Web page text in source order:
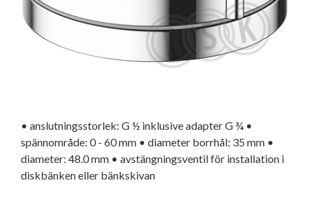
• anslutningsstorlek: G ½ inklusive adapter G ¾ •
spännområde: 0 - 60 mm • diameter borrhål: 35 mm •
diameter: 48.0 mm • avstängningsventil för installation i
diskbänken eller bänkskivan